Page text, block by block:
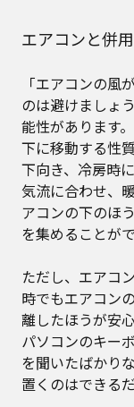
エアコンと併
「エアコンの風
のは避けましょ
能性があります
下に移動する性
下向き、冷房時
気流に合わせ、
アコンの下のほ
を集めることがで
ただし、エアコ
時でもエアコン
離したほうが安
パソコンのキー
を聞いたばかり
置くのはできる